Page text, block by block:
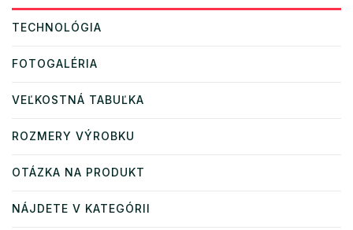
TECHNOLÓGIA
FOTOGALÉRIA
VEĽKOSTNÁ TABUĽKA
ROZMERY VÝROBKU
OTÁZKA NA PRODUKT
NÁJDETE V KATEGÓRII